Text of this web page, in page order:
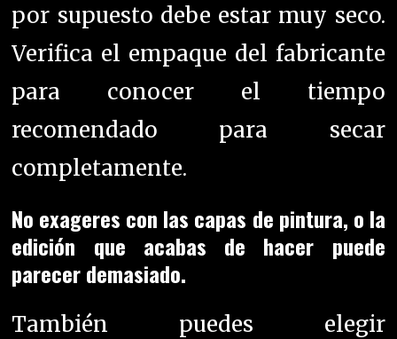
por supuesto debe estar muy seco.
Verifica el empaque del fabricante
para conocer el tiempo
recomendado para secar
completamente.
No exageres con las capas de pintura, o la
edición que acabas de hacer puede
parecer demasiado.
También puedes elegir